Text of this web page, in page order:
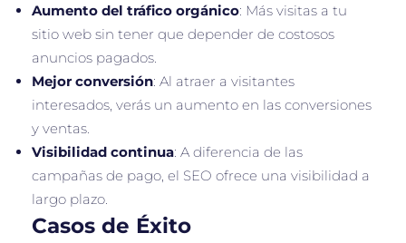
Aumento del tráfico orgánico: Más visitas a tu
sitio web sin tener que depender de costosos
anuncios pagados.
Mejor conversión: Al atraer a visitantes
interesados, verás un aumento en las conversiones
y ventas.
Visibilidad continua: A diferencia de las
campañas de pago, el SEO ofrece una visibilidad a
largo plazo.
Casos de Éxito